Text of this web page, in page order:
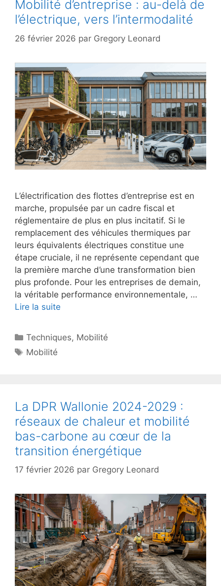
Mobilité d’entreprise : au-delà de
l’électrique, vers l’intermodalité
26 février 2026 par Gregory Leonard
L’électrification des flottes d’entreprise est en
marche, propulsée par un cadre fiscal et
réglementaire de plus en plus incitatif. Si le
remplacement des véhicules thermiques par
leurs équivalents électriques constitue une
étape cruciale, il ne représente cependant que
la première marche d’une transformation bien
plus profonde. Pour les entreprises de demain,
la véritable performance environnementale, …
Lire la suite
Catégories
Techniques, Mobilité
Étiquettes
Mobilité
La DPR Wallonie 2024-2029 :
réseaux de chaleur et mobilité
bas-carbone au cœur de la
transition énergétique
17 février 2026 par Gregory Leonard